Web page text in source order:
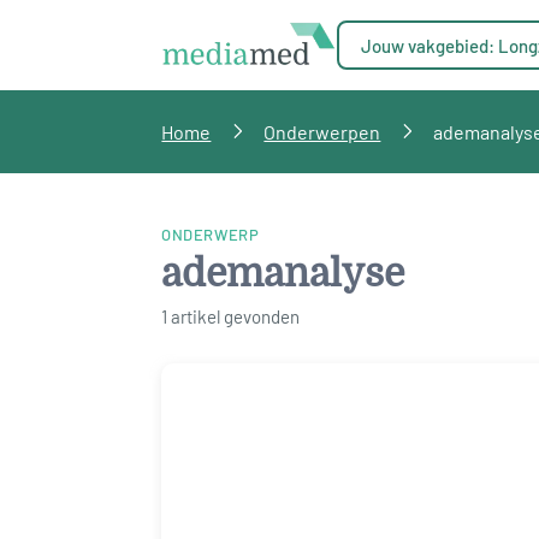
Jouw vakgebied:
Home Onderwerpen
ONDERWERP
ademanalyse
1 artikel gevonden